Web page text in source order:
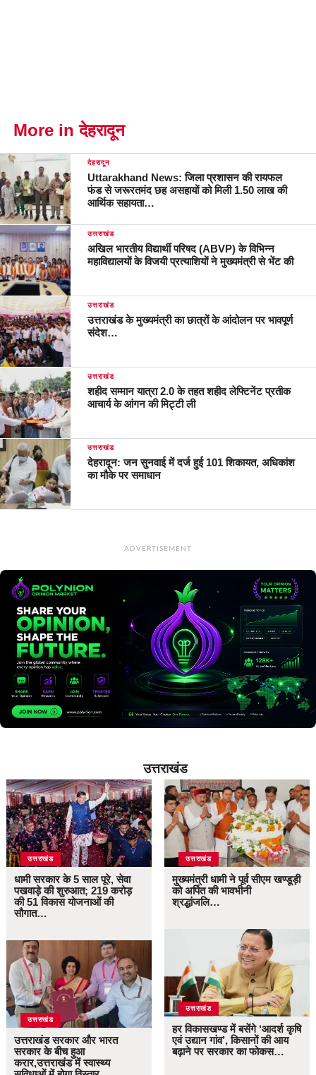
More in देहरादून
देहरादून
Uttarakhand News: जिला प्रशासन की रायफल
फंड से जरूरतमंद छह असहायों को मिली 1.50 लाख की
आर्थिक सहायता…
उत्तराखंड
अखिल भारतीय विद्यार्थी परिषद (ABVP) के विभिन्न
महाविद्यालयों के विजयी प्रत्याशियों ने मुख्यमंत्री से भेंट की
उत्तराखंड
उत्तराखंड के मुख्यमंत्री का छात्रों के आंदोलन पर भावपूर्ण
संदेश…
उत्तराखंड
शहीद सम्मान यात्रा 2.0 के तहत शहीद लेफ्टिनेंट प्रतीक
आचार्य के आंगन की मिट्टी ली
उत्तराखंड
देहरादून: जन सुनवाई में दर्ज हुई 101 शिकायत, अधिकांश
का मौके पर समाधान
ADVERTISEMENT
उत्तराखंड
उत्तराखंड
धामी सरकार के 5 साल पूरे, सेवा
पखवाड़े की शुरुआत; 219 करोड़
की 51 विकास योजनाओं की
सौगात…
उत्तराखंड
उत्तराखंड सरकार और भारत
सरकार के बीच हुआ
करार,उत्तराखंड में स्वास्थ्य
उत्तराखंड
मुख्यमंत्री धामी ने पूर्व सीएम खण्डूड़ी
को अर्पित की भावभीनी
श्रद्धांजलि…
उत्तराखंड
हर विकासखण्ड में बसेंगे ‘आदर्श कृषि
एवं उद्यान गांव’, किसानों की आय
बढ़ाने पर सरकार का फोकस…